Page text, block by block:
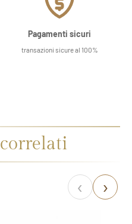
Pagamenti sicuri
transazioni sicure al 100%
‹ ›